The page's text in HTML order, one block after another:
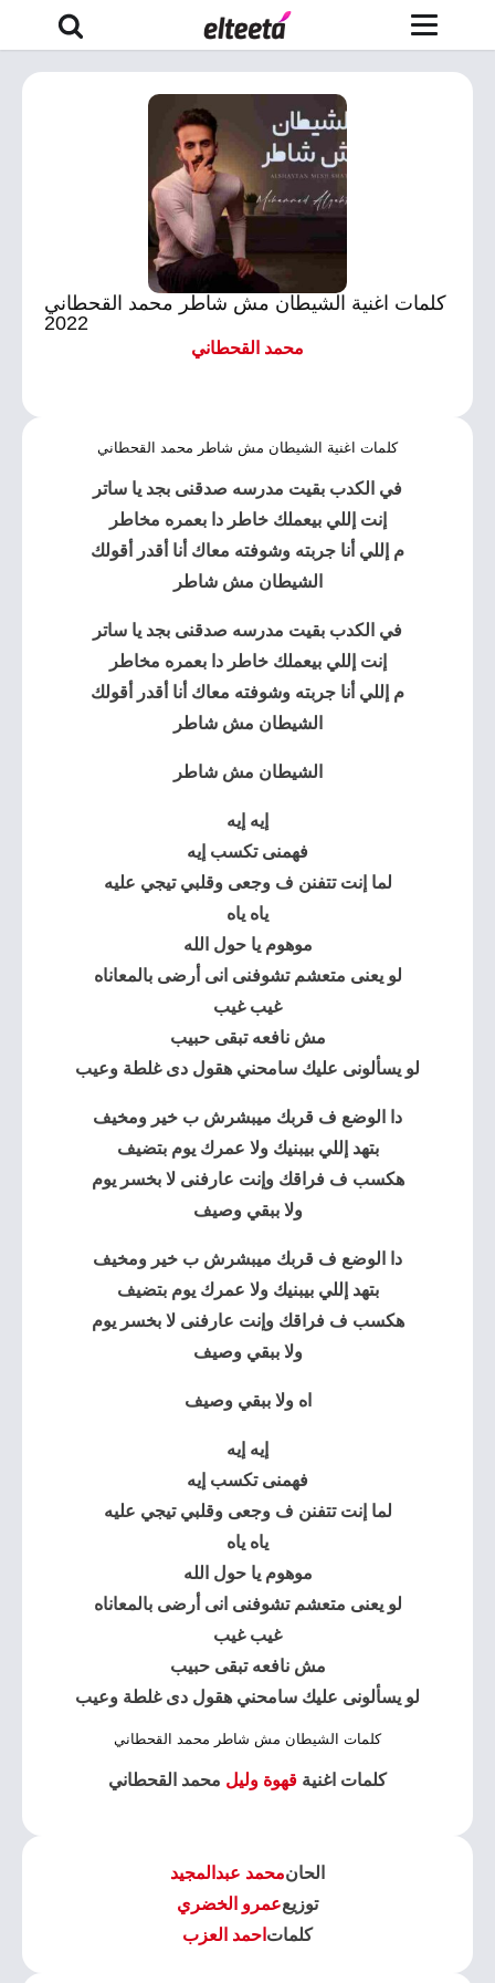
كلمات اغنية الشيطان مش شاطر محمد القحطاني
2022
محمد القحطاني
كلمات اغنية الشيطان مش شاطر محمد القحطاني
في الكدب بقيت مدرسه صدقنى بجد يا ساتر
إنت إللي بيعملك خاطر دا بعمره مخاطر
م إللي أنا جربته وشوفته معاك أنا أقدر أقولك
الشيطان مش شاطر
في الكدب بقيت مدرسه صدقنى بجد يا ساتر
إنت إللي بيعملك خاطر دا بعمره مخاطر
م إللي أنا جربته وشوفته معاك أنا أقدر أقولك
الشيطان مش شاطر
الشيطان مش شاطر
إيه إيه
فهمنى تكسب إيه
لما إنت تتفنن ف وجعى وقلبي تيجي عليه
ياه ياه
موهوم يا حول الله
لو يعنى متعشم تشوفنى انى أرضى بالمعاناه
غيب غيب
مش نافعه تبقى حبيب
لو يسألونى عليك سامحني هقول دى غلطة وعيب
دا الوضع ف قربك ميبشرش ب خير ومخيف
بتهد إللي بيبنيك ولا عمرك يوم بتضيف
هكسب ف فراقك وإنت عارفنى لا بخسر يوم
ولا ببقي وصيف
دا الوضع ف قربك ميبشرش ب خير ومخيف
بتهد إللي بيبنيك ولا عمرك يوم بتضيف
هكسب ف فراقك وإنت عارفنى لا بخسر يوم
ولا ببقي وصيف
اه ولا ببقي وصيف
إيه إيه
فهمنى تكسب إيه
لما إنت تتفنن ف وجعى وقلبي تيجي عليه
ياه ياه
موهوم يا حول الله
لو يعنى متعشم تشوفنى انى أرضى بالمعاناه
غيب غيب
مش نافعه تبقى حبيب
لو يسألونى عليك سامحني هقول دى غلطة وعيب
كلمات الشيطان مش شاطر محمد القحطاني
كلمات اغنية قهوة وليل محمد القحطاني
الحانمحمد عبدالمجيد
توزيععمرو الخضري
كلمات احمد العزب